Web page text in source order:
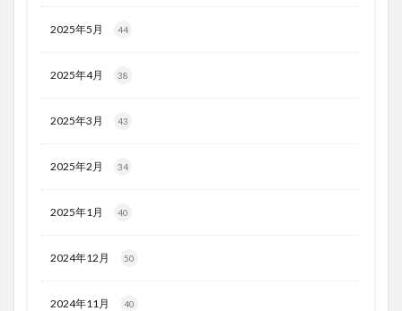
2025年5月 44
2025年4月 38
2025年3月 43
2025年2月 34
2025年1月 40
2024年12月 50
2024年11月 40